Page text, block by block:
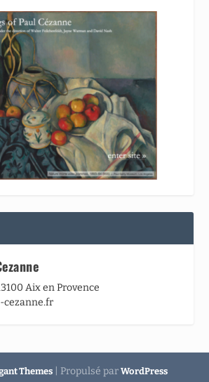
Aix en Provence
cezanne.fr
Themes | Propulsé par WordPress